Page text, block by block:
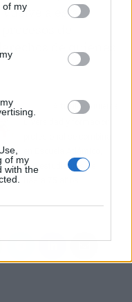
of my
of my
with the
vuelve a estar
de
de quienes
Artículo siguiente
con estudiantes de